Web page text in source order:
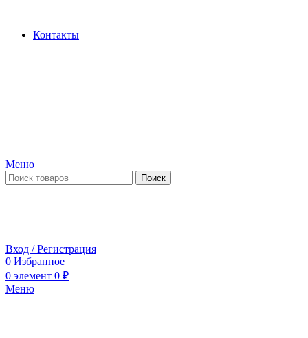
Контакты
Меню
Поиск
Вход / Регистрация
0 Избранное
0 элемент 0 ₽
Меню